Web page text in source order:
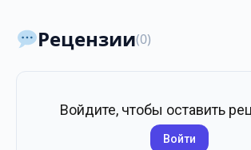
Рецензии(0)
Войдите, чтобы оставить
Войти